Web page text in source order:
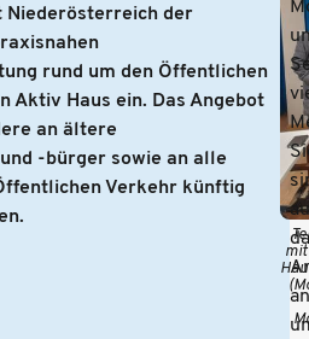
Niederösterreich der
rund um den Öffentlichen
Aktiv Haus ein. Das Angebot
an ältere
-bürger sowie an alle
Verkehr künftig